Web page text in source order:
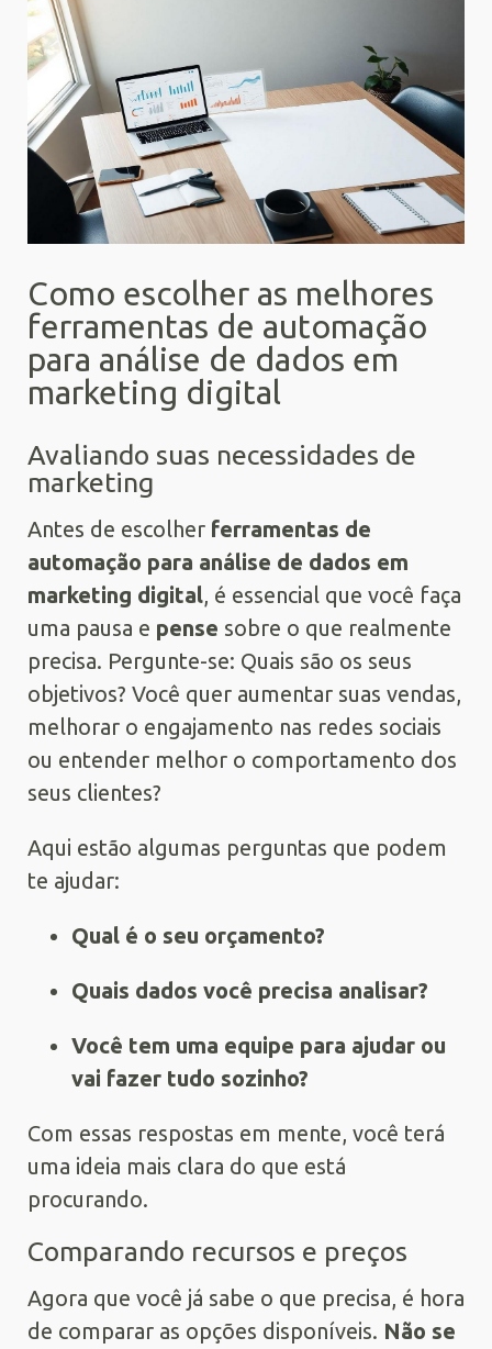
Como escolher as melhores
ferramentas de automação
para análise de dados em
marketing digital
Avaliando suas necessidades de
marketing
Antes de escolher ferramentas de
automação para análise de dados em
marketing digital , é essencial que você faça
uma pausa e pense sobre o que realmente
precisa. Pergunte-se: Quais são os seus
objetivos? Você quer aumentar suas vendas,
melhorar o engajamento nas redes sociais
ou entender melhor o comportamento dos
seus clientes?
Aqui estão algumas perguntas que podem
te ajudar:
Qual é o seu orçamento?
Quais dados você precisa analisar?
Você tem uma equipe para ajudar ou
vai fazer tudo sozinho?
Com essas respostas em mente, você terá
uma ideia mais clara do que está
procurando.
Comparando recursos e preços
Agora que você já sabe o que precisa, é hora
de comparar as opções disponíveis. Não se